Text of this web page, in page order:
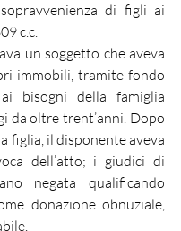
di figli ai
c.c.
un soggetto che aveva
immobili, tramite fondo
bisogni della famiglia
da oltre trent’anni. Dopo
figlia, il disponente aveva
dell’atto; i giudici di
negata qualificando
donazione obnuziale,